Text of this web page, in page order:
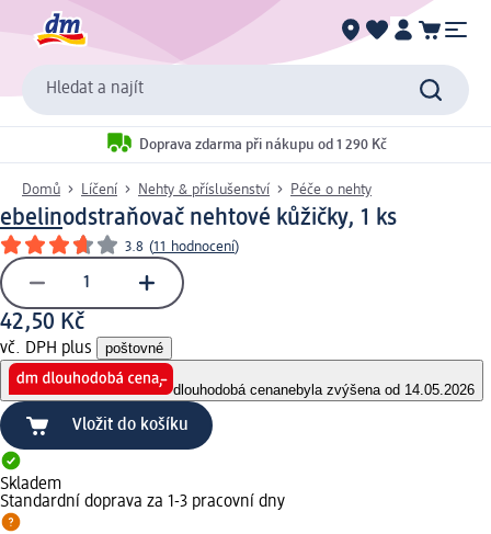
Hledat a najít
Doprava zdarma při nákupu od 1 290 Kč
Domů Líčení Nehty & příslušenství Péče o nehty
ebelinodstraňovač nehtové kůžičky, 1 ks
3.8 (11 hodnocení)
42,50 Kč
vč. DPH plus poštovné
dlouhodobá cenanebyla zvýšena od 14.05.2026
Vložit do košíku
Skladem
Standardní doprava za 1-3 pracovní dny